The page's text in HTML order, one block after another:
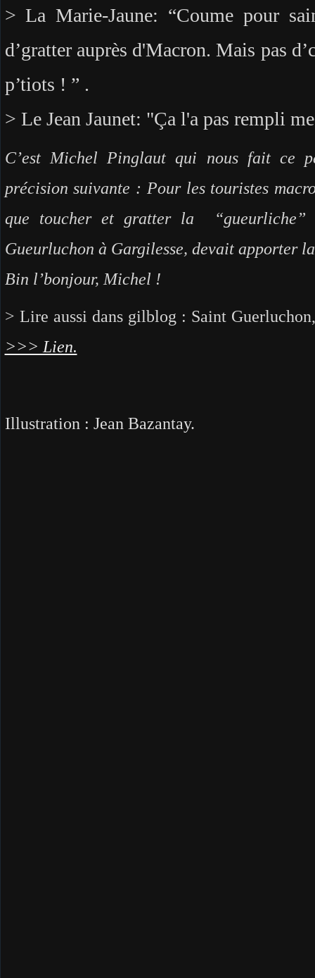
> La Marie-Jaune: “Coume pour
d’gratter auprès d'Macron. Mais pas
p’tiots ! ” .
> Le Jean Jaunet: "Ça l'a pas rempli
C’est Michel Pinglaut qui nous fait ce
précision suivante : Pour les touristes
que toucher et gratter la
Gueurluchon à Gargilesse, devait apporter
Bin l’bonjour, Michel !
> Lire aussi dans gilblog : Saint
>>> Lien.
Illustration : Jean Bazantay.